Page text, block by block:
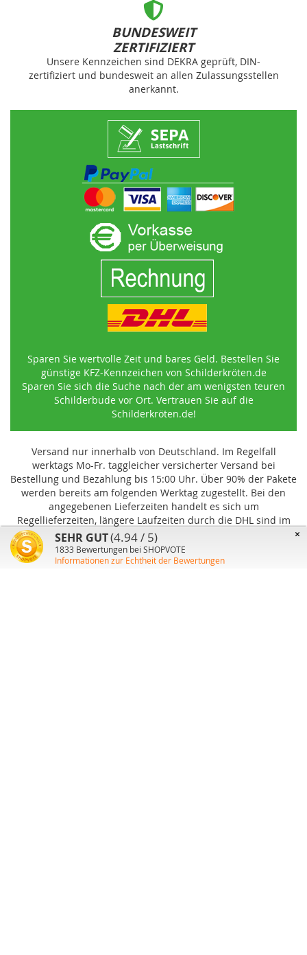
BUNDESWEIT
ZERTIFIZIERT
Unsere Kennzeichen sind DEKRA geprüft, DIN-
zertifiziert und bundesweit an allen Zulassungsstellen
anerkannt.
Sparen Sie wertvolle Zeit und bares Geld. Bestellen Sie
günstige KFZ-Kennzeichen von Schilderkröten.de
Sparen Sie sich die Suche nach der am wenigsten teuren
Schilderbude vor Ort. Vertrauen Sie auf die
Schilderkröten.de!
Versand nur innerhalb von Deutschland. Im Regelfall
werktags Mo-Fr. taggleicher versicherter Versand bei
Bestellung und Bezahlung bis 15:00 Uhr. Über 90% der Pakete
werden bereits am folgenden Werktag zugestellt. Bei den
angegebenen Lieferzeiten handelt es sich um
Regellieferzeiten, längere Laufzeiten durch die DHL sind im
Einzelfall möglich und können von uns nicht beeinflusst
werden.
×
SEHR GUT(4.94 / 5)
1833 Bewertungen bei SHOPVOTE
Informationen zur Echtheit der Bewertungen